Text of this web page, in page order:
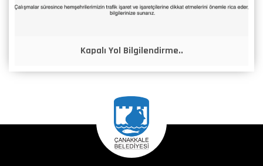
Kapalı Yol Bilgilendirme..